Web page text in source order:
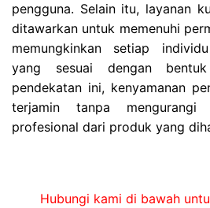
pengguna. Selain itu, layanan
ditawarkan untuk memenuhi
memungkinkan setiap
yang sesuai dengan
pendekatan ini, kenyamanan
terjamin tanpa
profesional dari produk yang
Hubungi kami di bawah